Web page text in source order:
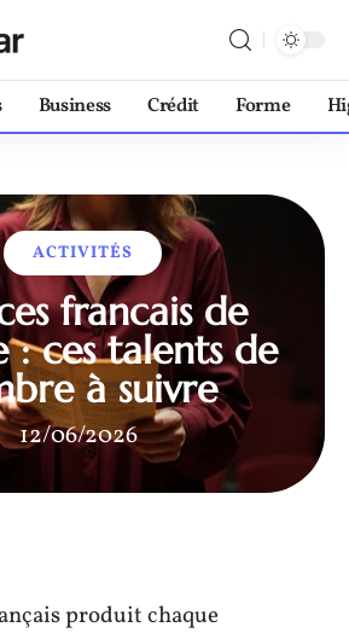
Business Crédit Forme
ACTIVITÉS
francais de
: ces talents de
à suivre
12/06/2026
produit chaque